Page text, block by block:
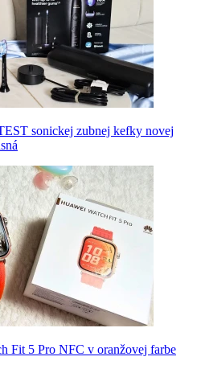
sonickej zubnej kefky novej
Fit 5 Pro NFC v oranžovej farbe